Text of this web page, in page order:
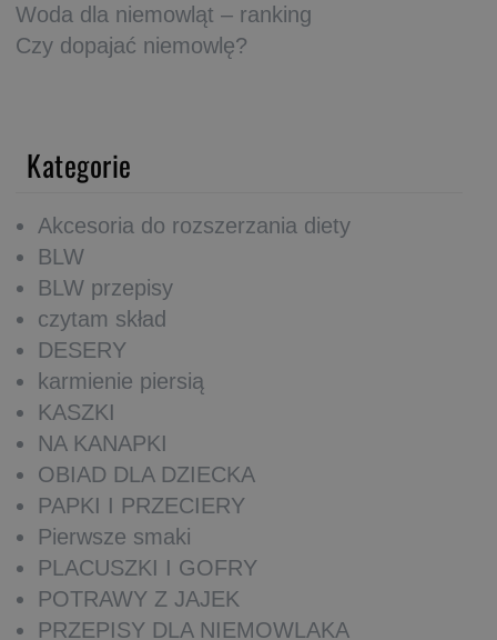
Woda dla niemowląt – ranking
Czy dopajać niemowlę?
Kategorie
Akcesoria do rozszerzania diety
BLW
BLW przepisy
czytam skład
DESERY
karmienie piersią
KASZKI
NA KANAPKI
OBIAD DLA DZIECKA
PAPKI I PRZECIERY
Pierwsze smaki
PLACUSZKI I GOFRY
POTRAWY Z JAJEK
PRZEPISY DLA NIEMOWLAKA